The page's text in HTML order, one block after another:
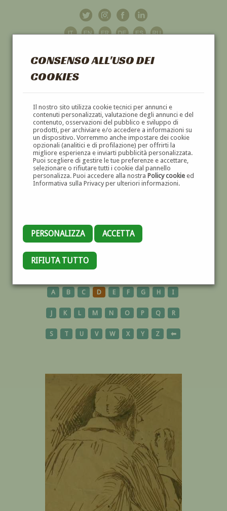
CONSENSO ALL'USO DEI
COOKIES
Il nostro sito utilizza cookie tecnici per annunci e
contenuti personalizzati, valutazione degli annunci e del
contenuto, osservazioni del pubblico e sviluppo di
prodotti, per archiviare e/o accedere a informazioni su
un dispositivo. Vorremmo anche impostare dei cookie
opzionali (analitici e di profilazione) per offrirti la
migliore esperienza e inviarti pubblicità personalizzata.
Puoi scegliere di gestire le tue preferenze e accettare,
selezionare o rifiutare tutti i cookie dal pannello
personalizza. Puoi accedere alla nostra Policy cookieed
Informativa sulla Privacy per ulteriori informazioni.
PERSONALIZZA ACCETTA
RIFIUTA TUTTO
GALLERIAD'ARTE
DIPINTI E SCULTURE '800 E '900
AUTORI
A B C D E F G H I
J K L M N O P Q R
S T U V W X Y Z ⬅